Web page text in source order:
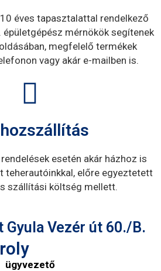
éves tapasztalattal rendelkező
mérnökök segítenek
megfelelő termékek
vagy akár e-mailben is.
esetén akár házhoz is
teherautóinkkal, előre egyeztetett
szállítási költség mellett.
Gyula Vezér út 60./B.
ügyvezető